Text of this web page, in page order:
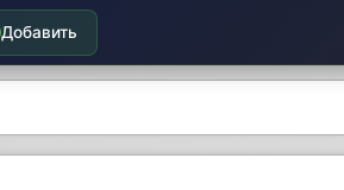
Добавить